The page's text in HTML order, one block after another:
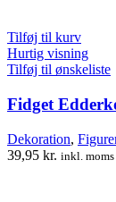
Tilføj til kurv
Hurtig visning
Tilføj til ønskeliste
Fidget
Dekoration,
39,95 kr. inkl. moms